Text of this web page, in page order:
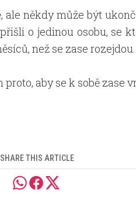
ale někdy může být
o jedinou osobu, se
než se zase rozejdou.
aby se k sobě zase
SHARE THIS ARTICLE